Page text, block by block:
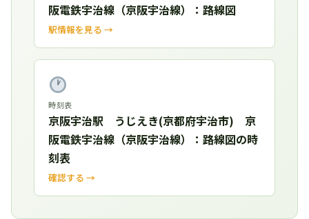
阪電鉄宇治線（京阪宇治線）：路線図
駅情報を見る →
時刻表
京阪宇治駅 うじえき(京都府宇治市) 京
阪電鉄宇治線（京阪宇治線）：路線図の時
刻表
確認する →